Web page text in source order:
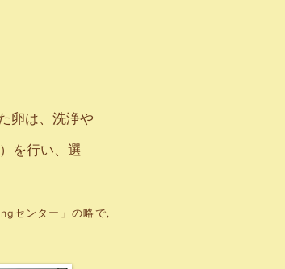
卵は、洗浄や
）を行い、選
センター」の略で,